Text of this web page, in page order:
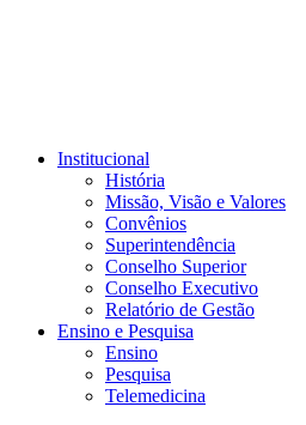
Institucional
História
Missão, Visão e Valores
Convênios
Superintendência
Conselho Superior
Conselho Executivo
Relatório de Gestão
Ensino e Pesquisa
Ensino
Pesquisa
Telemedicina